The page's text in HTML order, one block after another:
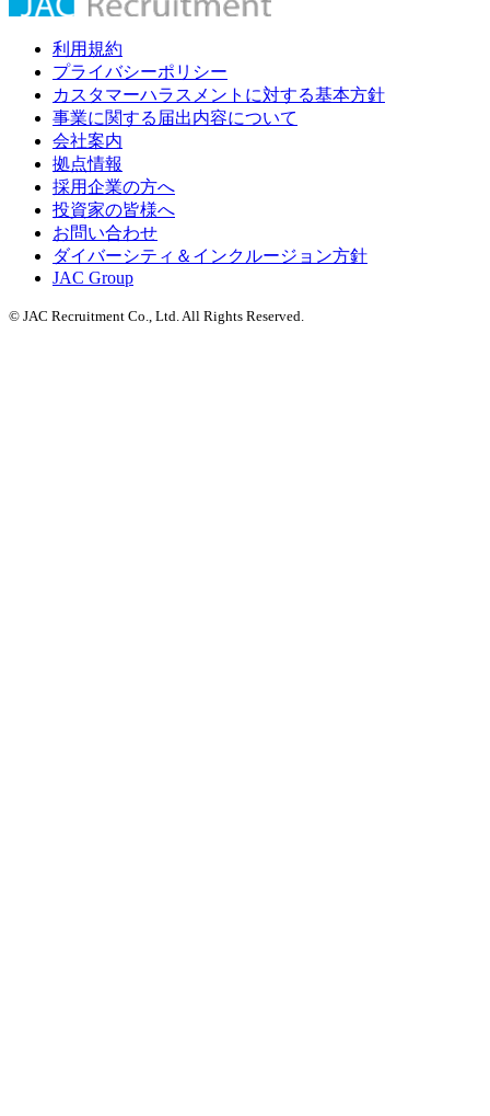
利用規約
プライバシーポリシー
カスタマーハラスメントに対する基本方針
事業に関する届出内容について
会社案内
拠点情報
採用企業の方へ
投資家の皆様へ
お問い合わせ
ダイバーシティ＆インクルージョン方針
JAC Group
© JAC Recruitment Co., Ltd. All Rights Reserved.